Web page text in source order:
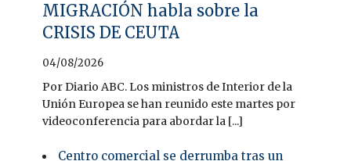
MIGRACIÓN habla sobre la
CRISIS DE CEUTA
04/08/2026
Por Diario ABC. Los ministros de Interior de la
Unión Europea se han reunido este martes por
videoconferencia para abordar la [...]
Centro comercial se derrumba tras un